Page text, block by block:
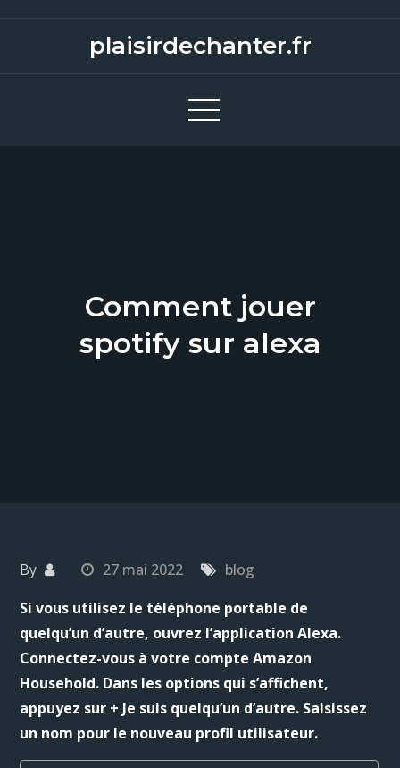
plaisirdechanter.fr
Comment jouer
spotify sur alexa
By 27 mai 2022
blog
Si vous utilisez le téléphone portable de
quelqu’un d’autre, ouvrez l’application Alexa.
Connectez-vous à votre compte Amazon
Household. Dans les options qui s’affichent,
appuyez sur + Je suis quelqu’un d’autre. Saisissez
un nom pour le nouveau profil utilisateur.